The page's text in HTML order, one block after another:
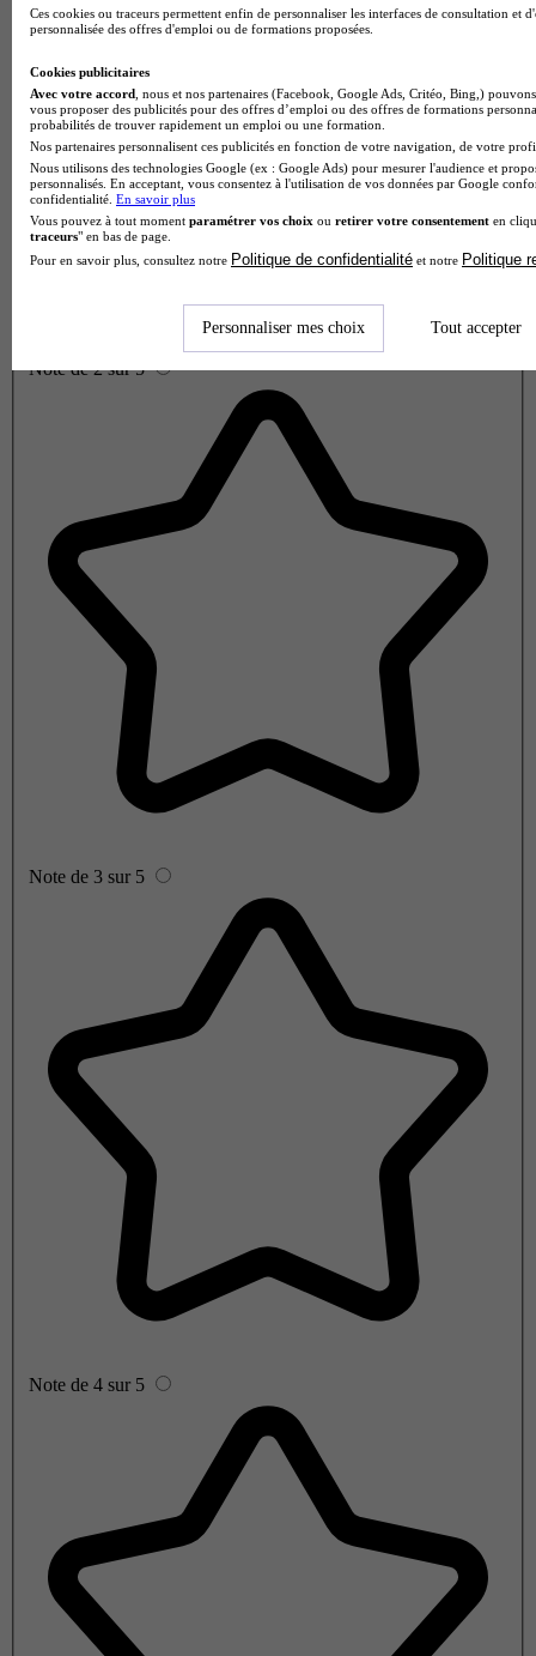
Note de 2 sur 5
Note de 3 sur 5
Note de 4 sur 5
Ces cookies ou traceurs permettent enfin de personnaliser les interfaces de consultation et
personnalisée des offres d'emploi ou de formations proposées.
Cookies publicitaires
Avec votre accord , nous et nos partenaires (Facebook, Google Ads, Critéo, Bing,)
vous proposer des publicités pour des offres d’emploi ou des offres de formations
probabilités de trouver rapidement un emploi ou une formation.
Nos partenaires personnalisent ces publicités en fonction de votre navigation, de votre
Nous utilisons des technologies Google (ex : Google Ads) pour mesurer l'audience et
personnalisés. En acceptant, vous consentez à l'utilisation de vos données par Google
confidentialité. En savoir plus
Vous pouvez à tout moment paramétrer vos choix ou retirer votre consentement en
traceurs" en bas de page.
Pour en savoir plus, consultez notre Politique de confidentialité et notre Politique
Personnaliser mes choix Tout accepter